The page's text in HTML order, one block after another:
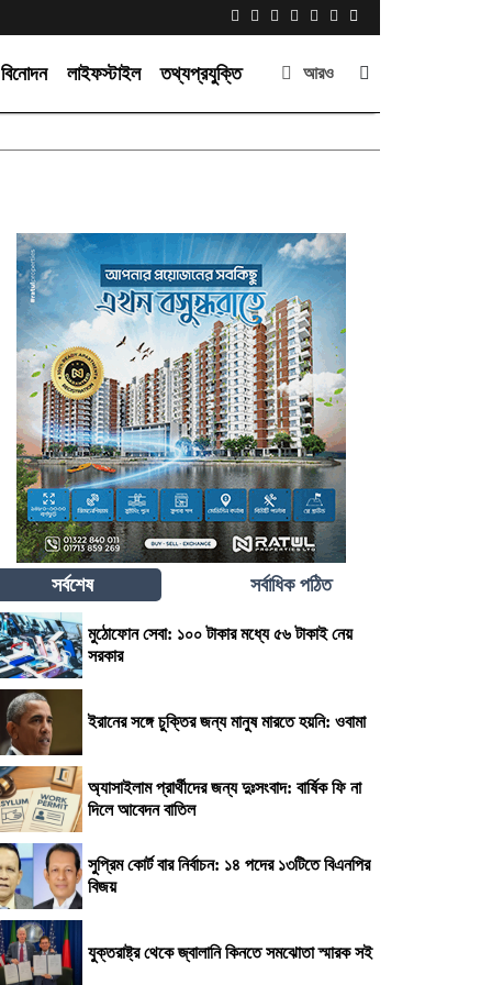
বিনোদন লাইফস্টাইল তথ্যপ্রযুক্তি আরও
সর্বশেষ সর্বাধিক পঠিত
মুঠোফোন সেবা: ১০০ টাকার মধ্যে ৫৬ টাকাই নেয়
সরকার
ইরানের সঙ্গে চুক্তির জন্য মানুষ মারতে হয়নি: ওবামা
অ্যাসাইলাম প্রার্থীদের জন্য দুঃসংবাদ: বার্ষিক ফি না
দিলে আবেদন বাতিল
সুপ্রিম কোর্ট বার নির্বাচন: ১৪ পদের ১৩টিতে বিএনপির
বিজয়
যুক্তরাষ্ট্র থেকে জ্বালানি কিনতে সমঝোতা স্মারক সই